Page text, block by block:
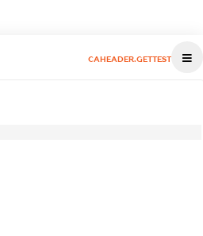
CAHEADER.GETTEST